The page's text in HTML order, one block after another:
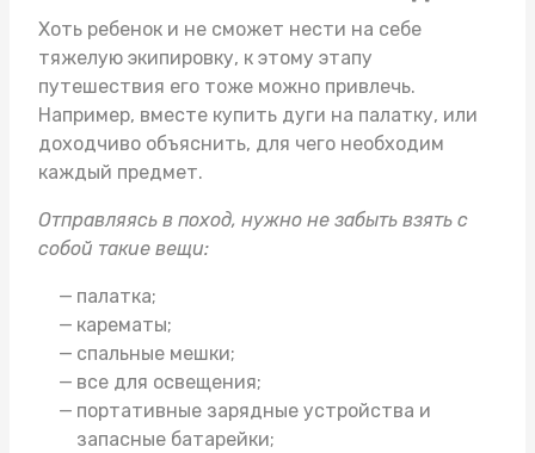
Хоть ребенок и не сможет нести на себе
тяжелую экипировку, к этому этапу
путешествия его тоже можно привлечь.
Например, вместе купить дуги на палатку, или
доходчиво объяснить, для чего необходим
каждый предмет.
Отправляясь в поход, нужно не забыть взять с
собой такие вещи:
палатка;
карематы;
спальные мешки;
все для освещения;
портативные зарядные устройства и
запасные батарейки;